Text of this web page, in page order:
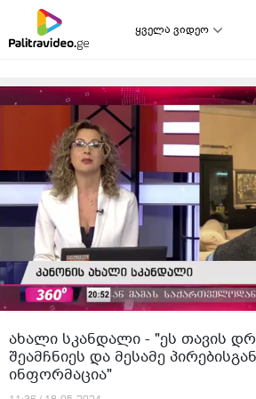
ყველა ვიდეო
ახალი სკანდალი - "ეს თავის
შეამჩნიეს და მესამე
ინფორმაცია"